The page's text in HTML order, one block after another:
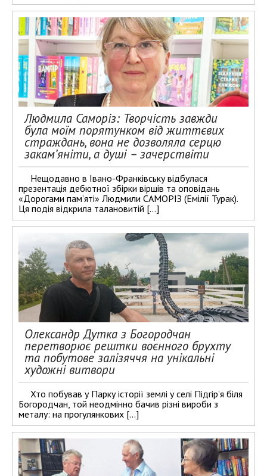
Людмила Саморіз: Творчість завжди
була моїм порятунком від життєвих
страждань, вона не дозволяла серцю
закам’яніти, а душі – зачерствіти
Нещодавно в Івано-Франківську відбулася
презентація дебютної збірки віршів та оповідань
«Дорогами пам’яті» Людмили САМОРІЗ (Емілії Турак).
Ця подія відкрила талановитій […]
Олександр Дутка з Богородчан
перетворює рештки воєнного брухту
та побутове залізяччя на унікальні
художні витвори
Хто побував у Парку історії землі у селі Підгір’я біля
Богородчан, той неодмінно бачив різні вироби з
металу: на прогулянкових […]